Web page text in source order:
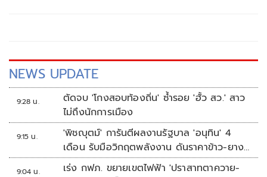
NEWS UPDATE
9:28 น.
ตัดจบ 'โกงสอบท้องถิ่น' ซ้ำรอย 'ฮั้ว สว.' สาว
ไม่ถึงนักการเมือง
9:15 น.
'พิชญุตม์' การันตีผลงานรัฐบาล 'อนุทิน' 4
เดือน รับมือวิกฤตพลังงาน ดันราคาข้าว-ยาง-
ปาล์ม พุ่งต่อเนื่อง พร้อมอัดมาตรการช่วยลด
9:04 น.
เร่ง กฟภ. ขยายเขตไฟฟ้า 'ปราสาทตาควาย-